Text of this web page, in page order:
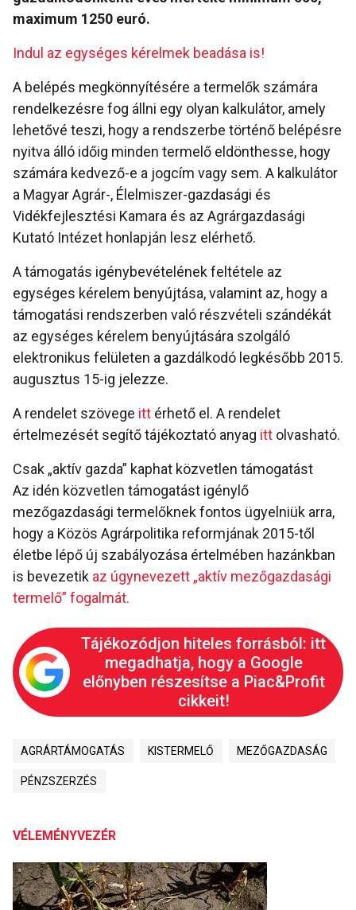
maximum 1250 euró.
Indul az egységes kérelmek beadása is!
A belépés megkönnyítésére a termelők számára
rendelkezésre fog állni egy olyan kalkulátor, amely
lehetővé teszi, hogy a rendszerbe történő belépésre
nyitva álló időig minden termelő eldönthesse, hogy
számára kedvező-e a jogcím vagy sem. A kalkulátor
a Magyar Agrár-, Élelmiszer-gazdasági és
Vidékfejlesztési Kamara és az Agrárgazdasági
Kutató Intézet honlapján lesz elérhető.
A támogatás igénybevételének feltétele az
egységes kérelem benyújtása, valamint az, hogy a
támogatási rendszerben való részvételi szándékát
az egységes kérelem benyújtására szolgáló
elektronikus felületen a gazdálkodó legkésőbb 2015.
augusztus 15-ig jelezze.
A rendelet szövege itt érhető el. A rendelet
értelmezését segítő tájékoztató anyag itt olvasható.
Csak „aktív gazda” kaphat közvetlen támogatást
Az idén közvetlen támogatást igénylő
mezőgazdasági termelőknek fontos ügyelniük arra,
hogy a Közös Agrárpolitika reformjának 2015-től
életbe lépő új szabályozása értelmében hazánkban
is bevezetik az úgynevezett „aktív mezőgazdasági
termelő” fogalmát.
Tájékozódjon hiteles forrásból: itt
megadhatja, hogy a Google
előnyben részesítse a Piac&Profit
cikkeit!
AGRÁRTÁMOGATÁS KISTERMELŐ MEZŐGAZDASÁG
PÉNZSZERZÉS
VÉLEMÉNYVEZÉR